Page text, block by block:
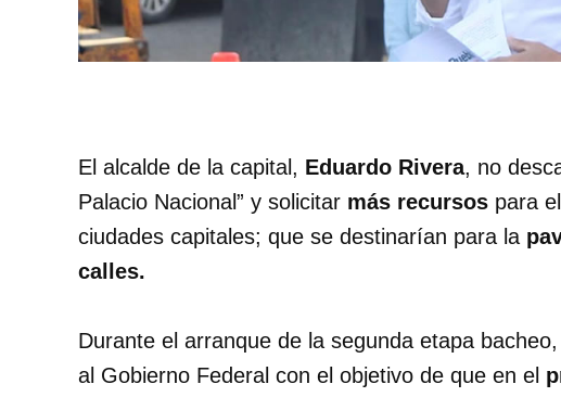
El alcalde de la capital, Eduardo Rivera, no
Palacio Nacional” y solicitar más recursos para
ciudades capitales; que se destinarían para la
calles.
Durante el arranque de la segunda etapa
al Gobierno Federal con el objetivo de que en el